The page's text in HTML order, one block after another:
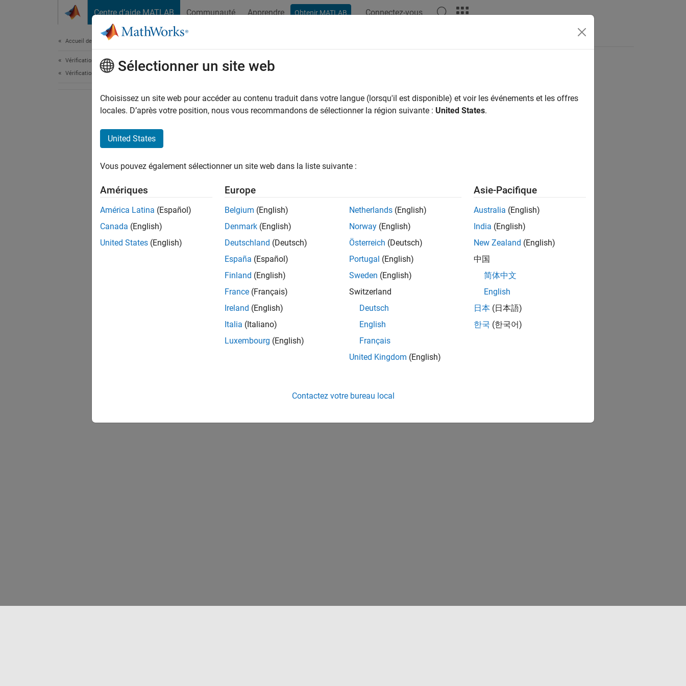
Centre d’aide MATLAB Communauté Apprendre Obtenir MATLAB Connectez-vous
Accueil de la documentation
Vérification, validation et test
Vérification de code
How useful was this information?
Sélectionner un site web
Choisissez un site web pour accéder au contenu traduit dans votre langue (lorsqu'il est disponible) et voir les événements et les offres
locales. D’après votre position, nous vous recommandons de sélectionner la région suivante : United States.
United States
Vous pouvez également sélectionner un site web dans la liste suivante :
Amériques
América Latina (Español)
Canada (English)
United States (English)
Europe
Belgium (English)
Denmark (English)
Deutschland (Deutsch)
España (Español)
Finland (English)
France (Français)
Ireland (English)
Italia (Italiano)
Luxembourg (English)
Netherlands (English)
Norway (English)
Österreich (Deutsch)
Portugal (English)
Sweden (English)
Switzerland
Deutsch
English
Français
United Kingdom (English)
Asie-Pacifique
Australia (English)
India (English)
New Zealand (English)
中国
简体中文
English
日本 (日本語)
한국 (한국어)
Contactez votre bureau local